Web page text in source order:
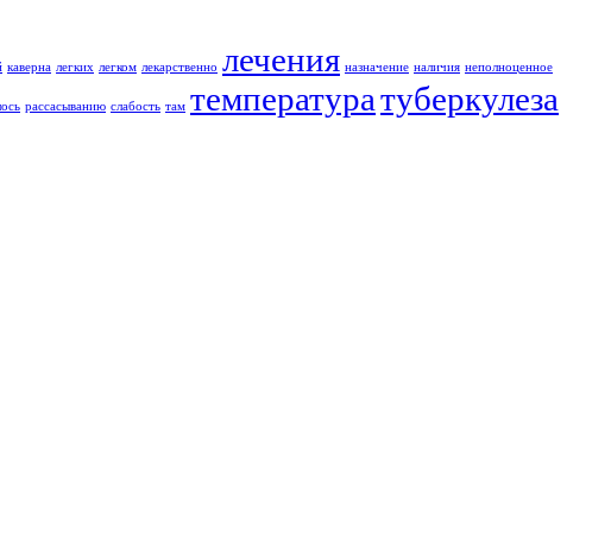
каверна легких легком лекарственно лечения назначение наличия неполноценное
рассасыванию слабость там температуратуберкулеза